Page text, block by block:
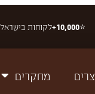
⭐
10,000+ לקוחות בישראל
מחקרים